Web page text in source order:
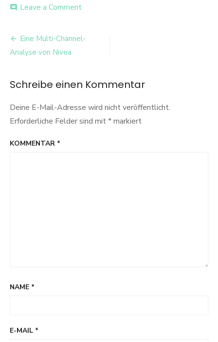
comment Leave a Commenton
Beitrags-
Navigation
Eine Multi-Channel-
Analyse von Nivea
Schreibe einen Kommentar
Deine E-Mail-Adresse wird nicht veröffentlicht.
Erforderliche Felder sind mit*markiert
KOMMENTAR *
NAME *
E-MAIL *